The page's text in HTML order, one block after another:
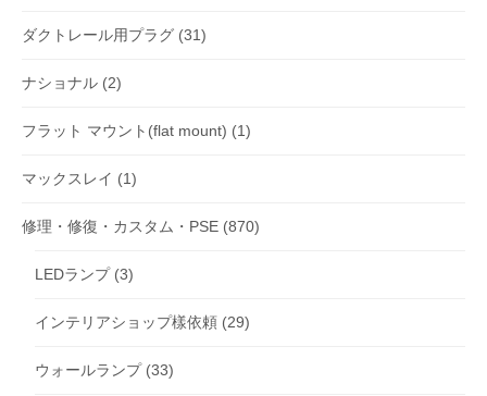
ダクトレール用プラグ (31)
ナショナル (2)
フラット マウント(flat mount) (1)
マックスレイ (1)
修理・修復・カスタム・PSE (870)
LEDランプ(3)
インテリアショップ樣依頼 (29)
ウォールランプ(33)